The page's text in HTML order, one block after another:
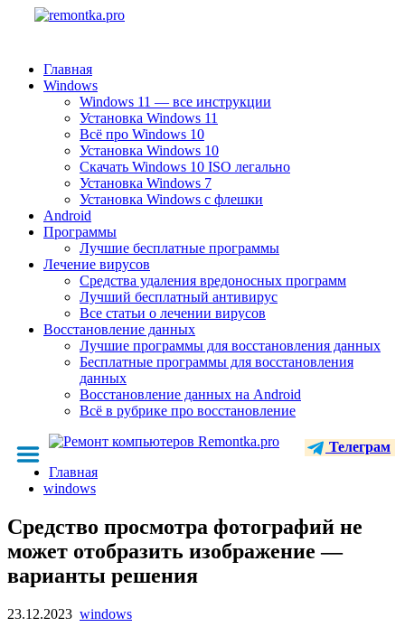
Главная
Windows
Windows 11 — все инструкции
Установка Windows 11
Всё про Windows 10
Установка Windows 10
Скачать Windows 10 ISO легально
Установка Windows 7
Установка Windows с флешки
Android
Программы
Лучшие бесплатные программы
Лечение вирусов
Средства удаления вредоносных программ
Лучший бесплатный антивирус
Все статьи о лечении вирусов
Восстановление данных
Лучшие программы для восстановления данных
Бесплатные программы для восстановления
данных
Восстановление данных на Android
Всё в рубрике про восстановление
Телеграм
Главная
windows
Средство просмотра фотографий не
может отобразить изображение —
варианты решения
23.12.2023 windows